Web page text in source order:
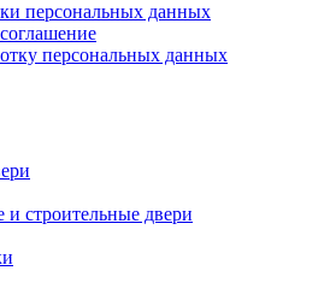
персональных данных
персональных данных
строительные двери